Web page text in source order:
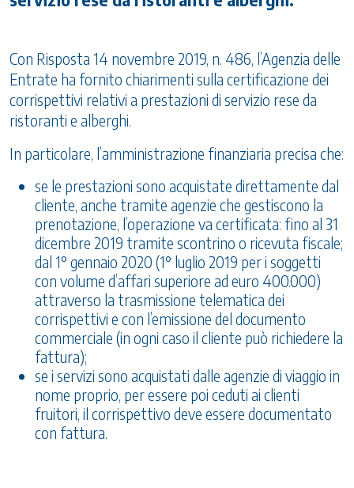
Con Risposta 14 novembre 2019, n. 486, l’Agenzia delle
Entrate ha fornito chiarimenti sulla certificazione dei
corrispettivi relativi a prestazioni di servizio rese da
ristoranti e alberghi.
In particolare, l’amministrazione finanziaria precisa che:
se le prestazioni sono acquistate direttamente dal
cliente, anche tramite agenzie che gestiscono la
prenotazione, l’operazione va certificata: fino al 31
dicembre 2019 tramite scontrino o ricevuta fiscale;
dal 1° gennaio 2020 (1° luglio 2019 per i soggetti
con volume d’affari superiore ad euro 400.000)
attraverso la trasmissione telematica dei
corrispettivi e con l’emissione del documento
commerciale (in ogni caso il cliente può richiedere la
fattura);
se i servizi sono acquistati dalle agenzie di viaggio in
nome proprio, per essere poi ceduti ai clienti
fruitori, il corrispettivo deve essere documentato
con fattura.